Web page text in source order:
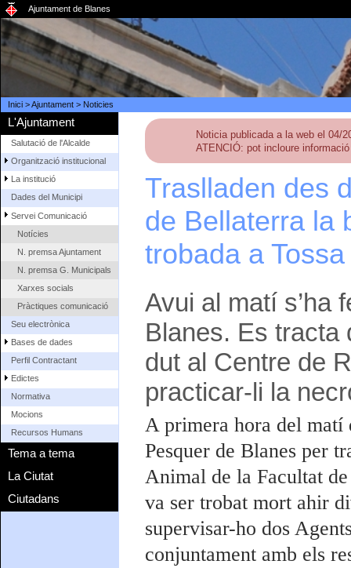
Ajuntament de Blanes
Inici>Ajuntament> Noticies
L'Ajuntament
Salutació de l'Alcalde
Organització institucional
La institució
Dades del Municipi
Servei Comunicació
Notícies
N. premsa Ajuntament
N. premsa G. Municipals
Xarxes socials
Pràctiques comunicació
Seu electrònica
Bases de dades
Perfil Contractant
Edictes
Normativa
Mocions
Recursos Humans
Tema a tema
La Ciutat
Ciutadans
Noticia publicada a la web el 04/
ATENCIÓ: pot incloure
Traslladen des
de Bellaterra la
trobada a Tossa
Avui al matí s’ha
Blanes. Es tracta
dut al Centre de
practicar-li la
A primera hora del matí
Pesquer de Blanes per
Animal de la Facultat
va ser trobat mort ahir
supervisar-ho dos
conjuntament amb els